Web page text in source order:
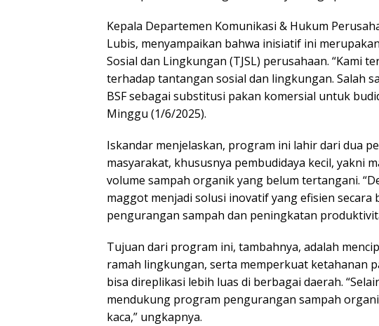
Kepala Departemen Komunikasi & Hukum
Lubis, menyampaikan bahwa inisiatif ini
Sosial dan Lingkungan (TJSL) perusahaan. “Kami
terhadap tantangan sosial dan lingkungan. Salah
BSF sebagai substitusi pakan komersial untuk
Minggu (1/6/2025).
Iskandar menjelaskan, program ini lahir dari dua
masyarakat, khususnya pembudidaya kecil, yakni
volume sampah organik yang belum tertangani.
maggot menjadi solusi inovatif yang efisien secara
pengurangan sampah dan peningkatan
Tujuan dari program ini, tambahnya, adalah
ramah lingkungan, serta memperkuat ketahanan
bisa direplikasi lebih luas di berbagai daerah.
mendukung program pengurangan sampah
kaca,” ungkapnya.
Antologi Puisi
Padangpanjang
999 Karya
Sulaiman Juned:
Memungut